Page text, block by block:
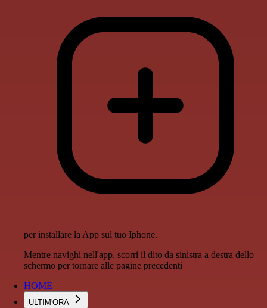
per installare la App sul tuo Iphone.
Mentre navighi nell'app, scorri il dito da sinistra a destra dello
schermo per tornare alle pagine precedenti
HOME
ULTIM'ORA